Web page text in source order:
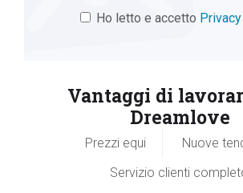
Ho letto e accetto
Vantaggi di
Dreamlove
Prezzi equi
Nuove
Servizio clienti